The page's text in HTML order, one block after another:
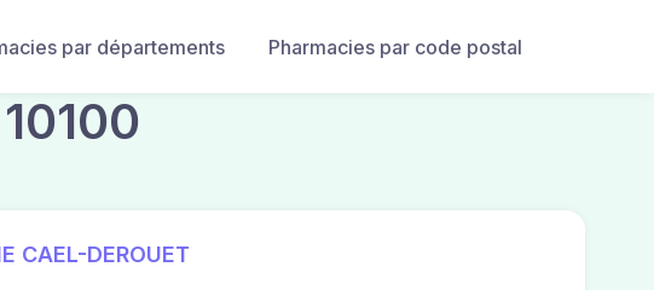
par départements Pharmacies par code postal
CAEL-DEROUET